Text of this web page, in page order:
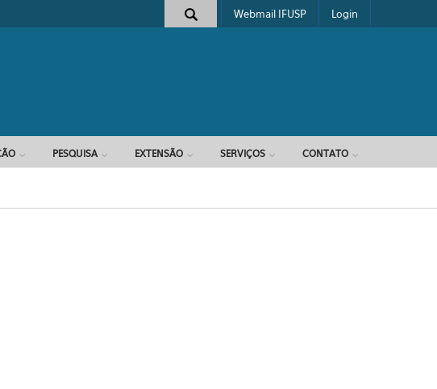
de busca
Webmail IFUSP Login
PESQUISA EXTENSÃO SERVIÇOS CONTATO